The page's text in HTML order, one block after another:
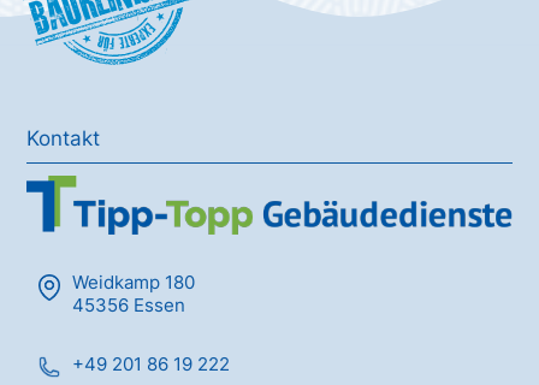
Kontakt
Weidkamp 180
45356 Essen
+49 201 86 19 222